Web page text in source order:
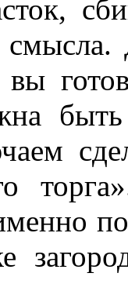
по